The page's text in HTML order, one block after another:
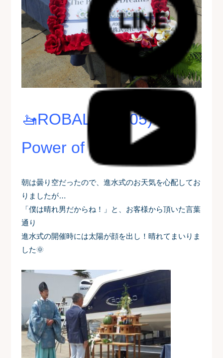
🚤ROBALO(R305) The
Power of Dreams🚤
朝は曇り空だったので、進水式のお天気を心配してお
りましたが…
「僕は晴れ男だからね！」と、お客様から頂いた言葉
通り
進水式の開催時には太陽が顔を出し！晴れてまいりま
した🌞️